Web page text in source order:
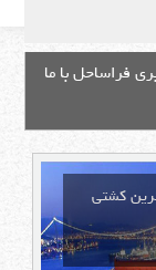
در حوزه صنعت
کشتی